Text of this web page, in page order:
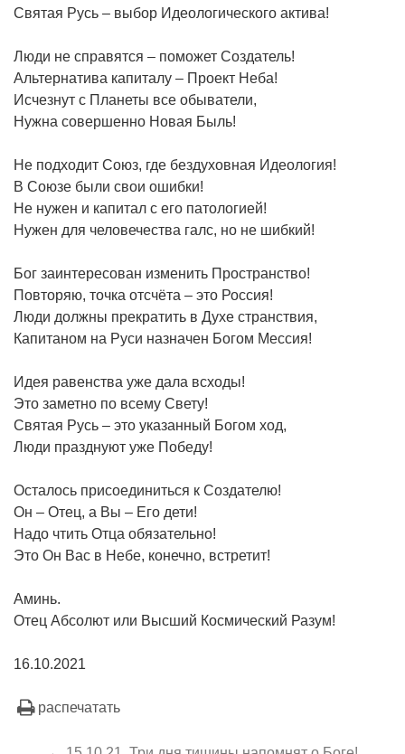
Святая Русь – выбор Идеологического актива!
Люди не справятся – поможет Создатель!
Альтернатива капиталу – Проект Неба!
Исчезнут с Планеты все обыватели,
Нужна совершенно Новая Быль!
Не подходит Союз, где бездуховная Идеология!
В Союзе были свои ошибки!
Не нужен и капитал с его патологией!
Нужен для человечества галс, но не шибкий!
Бог заинтересован изменить Пространство!
Повторяю, точка отсчёта – это Россия!
Люди должны прекратить в Духе странствия,
Капитаном на Руси назначен Богом Мессия!
Идея равенства уже дала всходы!
Это заметно по всему Свету!
Святая Русь – это указанный Богом ход,
Люди празднуют уже Победу!
Осталось присоединиться к Создателю!
Он – Отец, а Вы – Его дети!
Надо чтить Отца обязательно!
Это Он Вас в Небе, конечно, встретит!
Аминь.
Отец Абсолют или Высший Космический Разум!
16.10.2021
распечатать